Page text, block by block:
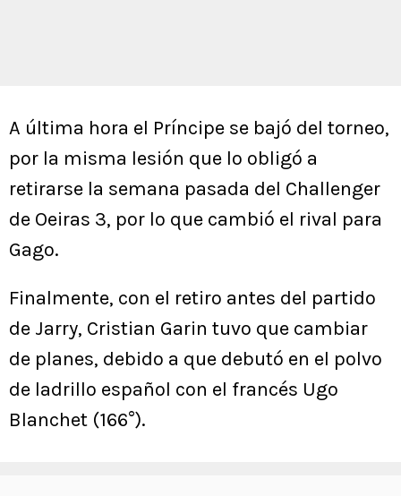
A última hora el Príncipe se bajó del torneo,
por la misma lesión que lo obligó a
retirarse la semana pasada del Challenger
de Oeiras 3, por lo que cambió el rival para
Gago.
Finalmente, con el retiro antes del partido
de Jarry, Cristian Garin tuvo que cambiar
de planes, debido a que debutó en el polvo
de ladrillo español con el francés Ugo
Blanchet (166°).